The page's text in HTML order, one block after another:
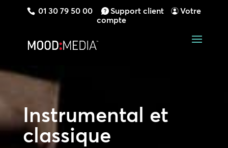
01 30 79 50 00 Support client
Votre
compte
Instrumental et
classique